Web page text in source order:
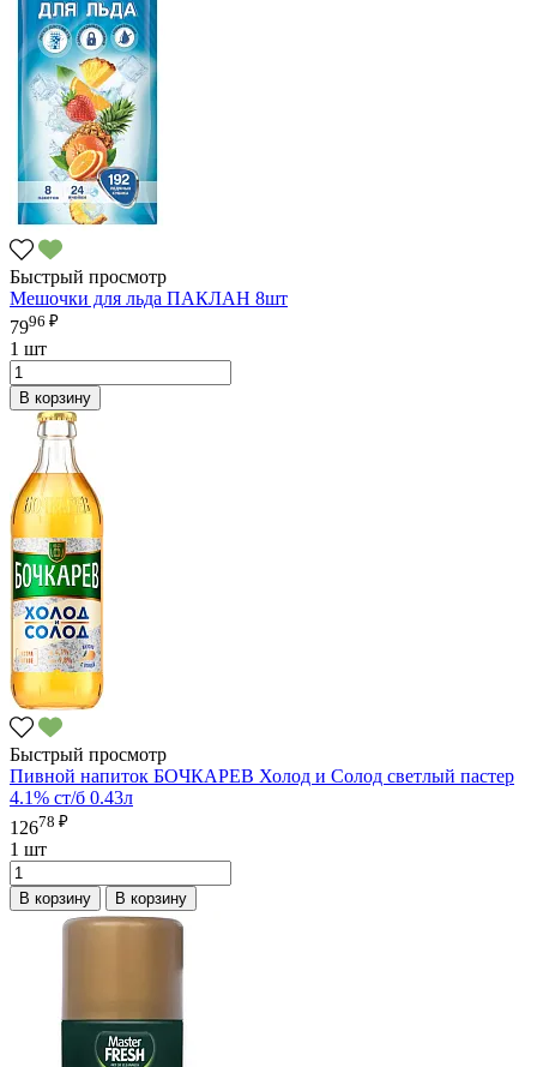
Быстрый просмотр
Мешочки для льда ПАКЛАН 8шт
7996 ₽
1 шт
В корзину
Быстрый просмотр
Пивной напиток БОЧКАРЕВ Холод и Солод светлый пастер
4.1% ст/б 0.43л
12678 ₽
1 шт
В корзину В корзину